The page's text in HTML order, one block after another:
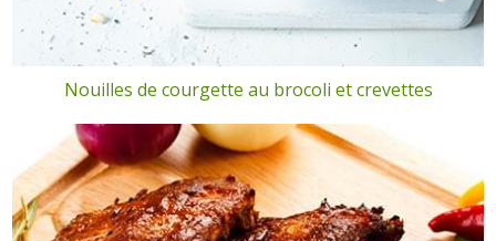
Nouilles de courgette au brocoli et crevettes